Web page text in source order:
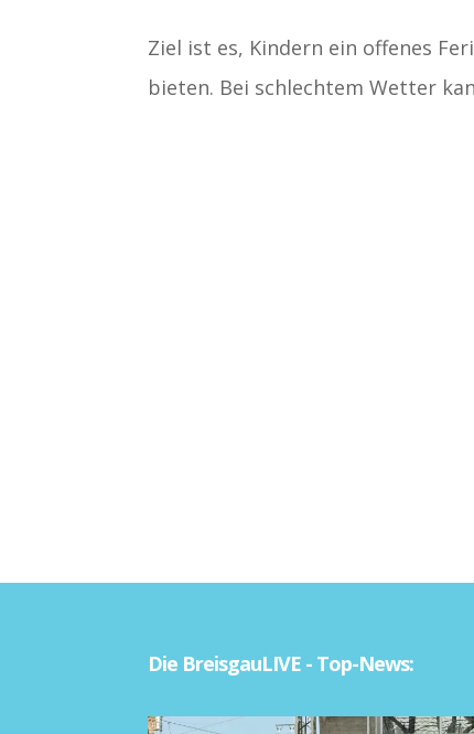
Ziel ist es, Kindern ein offenes
bieten. Bei schlechtem Wetter
Die BreisgauLIVE - Top-News: